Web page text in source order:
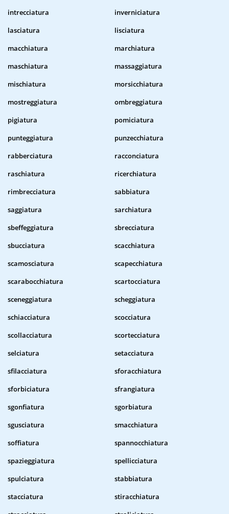
intrecciatura
inverniciatura
lasciatura
lisciatura
macchiatura
marchiatura
maschiatura
massaggiatura
mischiatura
morsicchiatura
mostreggiatura
ombreggiatura
pigiatura
pomiciatura
punteggiatura
punzecchiatura
rabberciatura
racconciatura
raschiatura
ricerchiatura
rimbrecciatura
sabbiatura
saggiatura
sarchiatura
sbeffeggiatura
sbrecciatura
sbucciatura
scacchiatura
scamosciatura
scapecchiatura
scarabocchiatura
scartocciatura
sceneggiatura
scheggiatura
schiacciatura
scocciatura
scollacciatura
scortecciatura
selciatura
setacciatura
sfilacciatura
sforacchiatura
sforbiciatura
sfrangiatura
sgonfiatura
sgorbiatura
sgusciatura
smacchiatura
soffiatura
spannocchiatura
spazieggiatura
spellicciatura
spulciatura
stabbiatura
stacciatura
stiracchiatura